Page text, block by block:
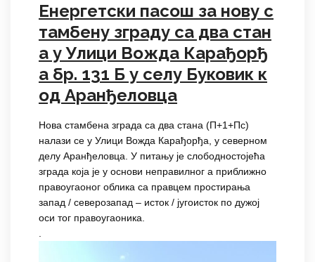
Енергетски пасош за нову с
тамбену зграду са два стан
а у Улици Вожда Карађорђ
а бр. 131 Б у селу Буковик к
од Аранђеловца
Нова стамбена зграда са два стана (П+1+Пс)
налази се у Улици Вожда Карађорђа, у северном
делу Аранђеловца. У питању је слободностојећа
зграда која је у основи неправилног а приближно
правоугаоног облика са правцем простирања
запад / северозапад – исток / југоисток по дужој
оси тог правоугаоника.
.